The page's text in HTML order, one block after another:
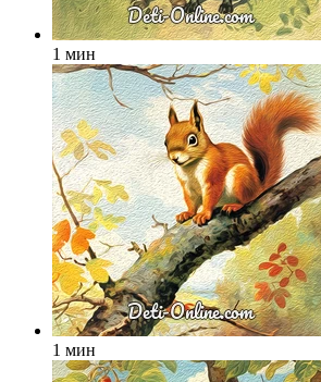
1 мин
1 мин